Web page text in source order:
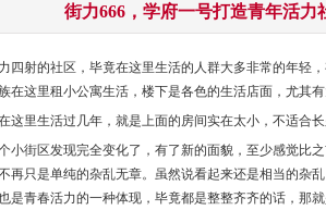
街力666，学府一号打造青年活力
四射的社区，毕竟在这里生活的人群大多非常的年轻
在这里租小公寓生活，楼下是各色的生活店面，尤其
这里生活过几年，就是上面的房间实在太小，不适合
小街区发现完全变化了，有了新的面貌，至少感觉比
再只是单纯的杂乱无章。虽然说看起来还是相当的杂
是青春活力的一种体现，毕竟都是整整齐齐的话，那